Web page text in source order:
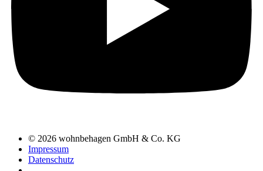
© 2026 wohnbehagen GmbH & Co. KG
Impressum
Datenschutz